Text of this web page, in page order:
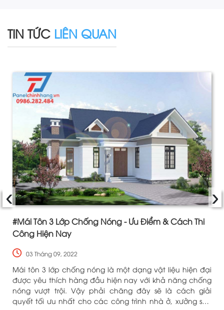
TIN TỨC LIÊN QUAN
#Mái Tôn 3 Lớp Chống Nóng - Ưu Điểm & Cách Thi
Công Hiện Nay
03 Tháng 09, 2022
Mái tôn 3 lớp chống nóng là một dạng vật liệu hiện đại
được yêu thích hàng đầu hiện nay với khả năng chống
nóng vượt trội. Vậy phải chăng đây sẽ là cách giải
quyết tối ưu nhất cho các công trình nhà ở, xưởng sản
‹ ›